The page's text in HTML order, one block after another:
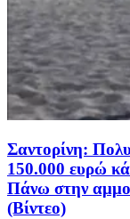
Σαντορίνη:
150.000 ευρώ
Πάνω στην
(Βίντεο)